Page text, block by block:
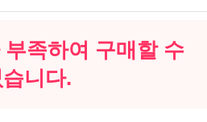
족하여 구매할 수
습니다.